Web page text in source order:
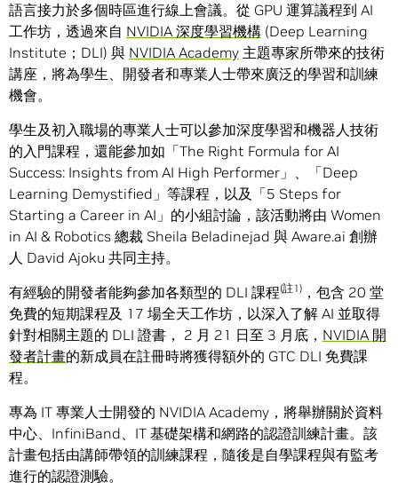
語言接力於多個時區進行線上會議。從 GPU 運算議程到 AI
工作坊，透過來自 NVIDIA 深度學習機構 (Deep Learning
Institute；DLI) 與 NVIDIA Academy 主題專家所帶來的技術
講座，將為學生、開發者和專業人士帶來廣泛的學習和訓練
機會。
學生及初入職場的專業人士可以參加深度學習和機器人技術
的入門課程，還能參加如「The Right Formula for AI
Success: Insights from AI High Performer」、「Deep
Learning Demystified」等課程，以及「5 Steps for
Starting a Career in AI」的小組討論，該活動將由 Women
in AI & Robotics 總裁 Sheila Beladinejad 與 Aware.ai 創辦
人 David Ajoku 共同主持。
有經驗的開發者能夠參加各類型的 DLI 課程(註 1) ，包含 20 堂
免費的短期課程及 17 場全天工作坊，以深入了解 AI 並取得
針對相關主題的 DLI 證書， 2 月 21 日至 3 月底， NVIDIA 開
發者計畫的新成員在註冊時將獲得額外的 GTC DLI 免費課
程。
專為 IT 專業人士開發的 NVIDIA Academy，將舉辦關於資料
中心、InfiniBand、IT 基礎架構和網路的認證訓練計畫。該
計畫包括由講師帶領的訓練課程，隨後是自學課程與有監考
進行的認證測驗。